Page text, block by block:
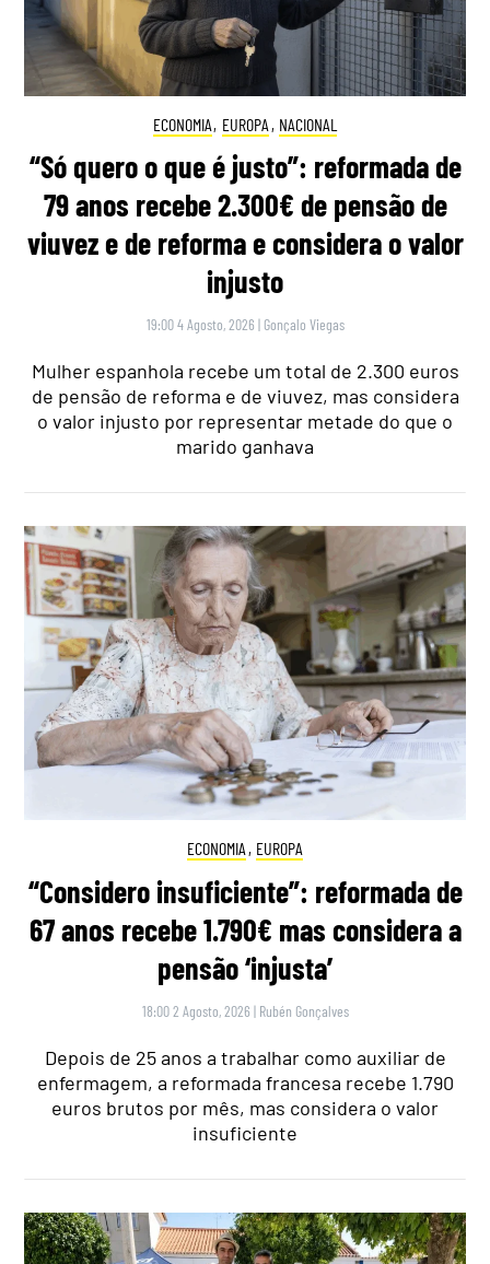
ECONOMIA, EUROPA , NACIONAL
“Só quero o que é justo”: reformada de
79 anos recebe 2.300€ de pensão de
viuvez e de reforma e considera o valor
injusto
19:00 4 Agosto, 2026 | Gonçalo Viegas
Mulher espanhola recebe um total de 2.300 euros
de pensão de reforma e de viuvez, mas considera
o valor injusto por representar metade do que o
marido ganhava
ECONOMIA , EUROPA
“Considero insuficiente”: reformada de
67 anos recebe 1.790€ mas considera a
pensão ‘injusta’
18:00 2 Agosto, 2026 | Rubén Gonçalves
Depois de 25 anos a trabalhar como auxiliar de
enfermagem, a reformada francesa recebe 1.790
euros brutos por mês, mas considera o valor
insuficiente